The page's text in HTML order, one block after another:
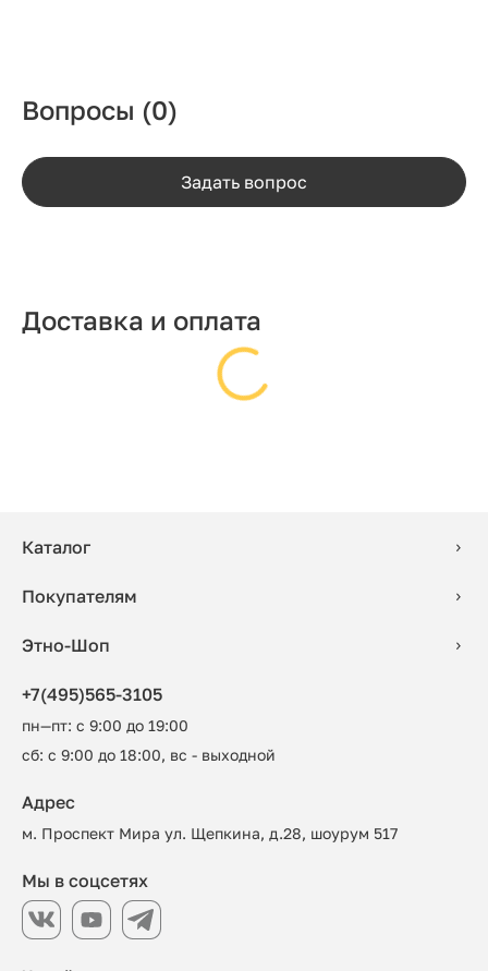
Вопросы (0)
Задать вопрос
Доставка и оплата
Каталог
Покупателям
Этно-Шоп
+7(495)565-3105
пн—пт: с 9:00 до 19:00
сб: с 9:00 до 18:00, вс - выходной
Адрес
м. Проспект Мира ул. Щепкина, д.28, шоурум 517
Мы в соцсетях